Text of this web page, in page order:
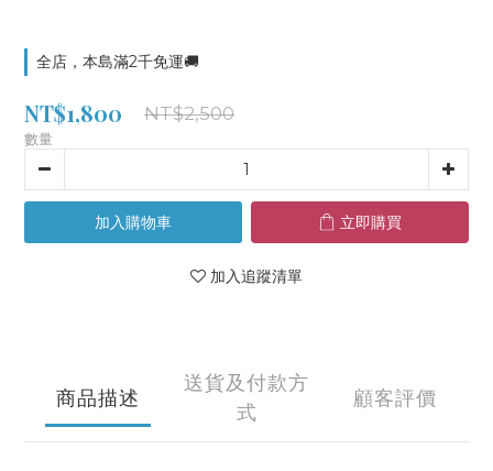
全店，本島滿2千免運🚚
NT$1,800 NT$2,500
數量
加入購物車 立即購買
加入追蹤清單
商品描述
送貨及付款方
式
顧客評價